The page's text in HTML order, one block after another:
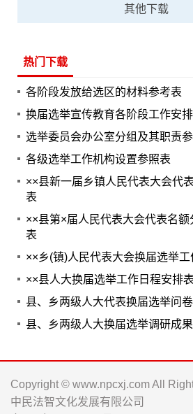
其他下载
热门下载
各阶段发放给选区的材料参考表
换届选举宣传教育各阶段工作安排
选举委员会办公室分组及其职责
各级选举工作机构设置参照表
××县新一届乡镇人民代表大会代
表
××县第×届人民代表大会代表名额
表
××乡(镇)人民代表大会换届选举
××县人大换届选举工作日程安排表
县、乡两级人大代表换届选举问
县、乡两级人大换届选举调研成
Copyright © www.npcxj.com All
中民法智文化发展有限公司